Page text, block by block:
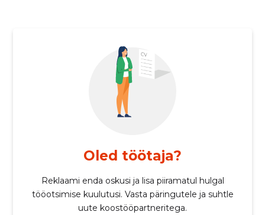
Oled töötaja?
Reklaami enda oskusi ja lisa piiramatul hulgal
tööotsimise kuulutusi. Vasta päringutele ja suhtle
uute koostööpartneritega.